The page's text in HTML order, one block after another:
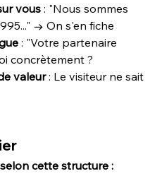
vous : "Nous sommes
→ On s'en fiche
: "Votre partenaire
concrètement ?
valeur : Le visiteur ne sait
cette structure :